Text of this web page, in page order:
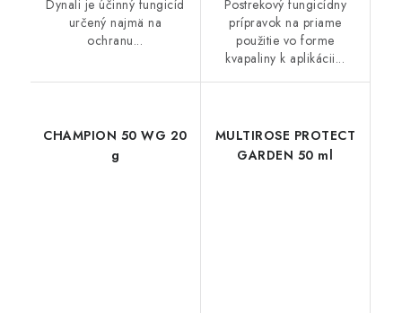
Dynali je účinný fungicíd
určený najmä na
ochranu...
Postrekový fungicídny
prípravok na priame
použitie vo forme
kvapaliny k aplikácii...
CHAMPION 50 WG 20
g
MULTIROSE PROTECT
GARDEN 50 ml